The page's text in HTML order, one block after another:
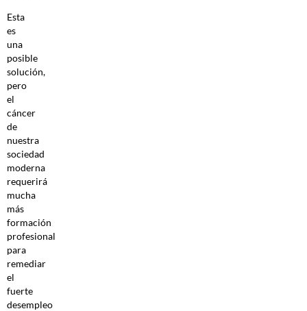
Esta
es
una
posible
solución,
pero
el
cáncer
de
nuestra
sociedad
moderna
requerirá
mucha
más
formación
profesional
para
remediar
el
fuerte
desempleo